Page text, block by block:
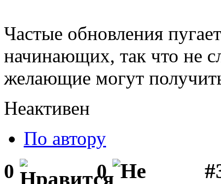
Частые обновления
начинающих, так что не
желающие могут
Неактивен
По автору
0 0